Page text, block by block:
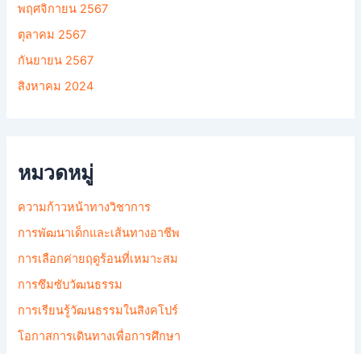
พฤศจิกายน 2567
ตุลาคม 2567
กันยายน 2567
สิงหาคม 2024
หมวดหมู่
ความก้าวหน้าทางวิชาการ
การพัฒนาเด็กและเส้นทางอาชีพ
การเลือกค่ายฤดูร้อนที่เหมาะสม
การซึมซับวัฒนธรรม
การเรียนรู้วัฒนธรรมในสิงคโปร์
โอกาสการเดินทางเพื่อการศึกษา